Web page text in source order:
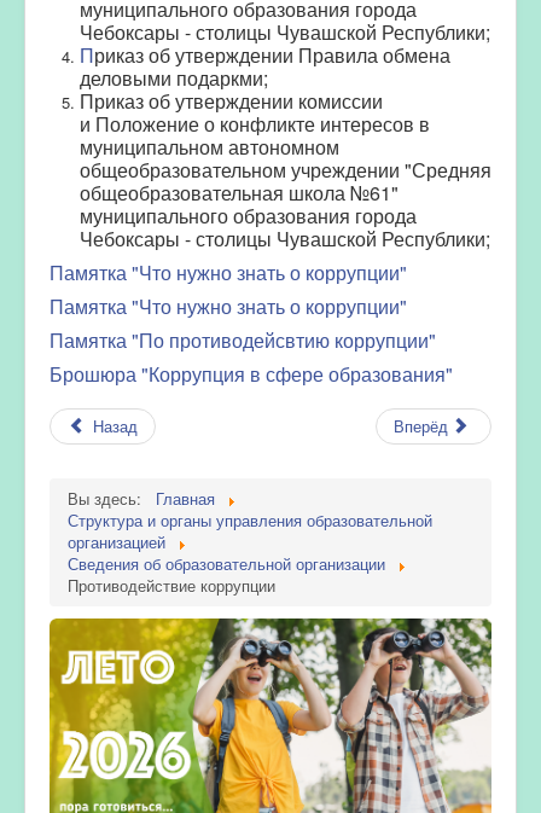
муниципального образования города
Чебоксары - столицы Чувашской Республики;
Приказ об утверждении Правила обмена
деловыми подаркми;
Приказ об утверждении комиссии
и Положение о конфликте интересов в
муниципальном автономном
общеобразовательном учреждении "Средняя
общеобразовательная школа №61"
муниципального образования города
Чебоксары - столицы Чувашской Республики;
Памятка "Что нужно знать о коррупции"
Памятка "Что нужно знать о коррупции"
Памятка "По противодейсвтию коррупции"
Брошюра "Коррупция в сфере образования"
Назад Вперёд
Вы здесь:
Главная
Структура и органы управления образовательной
организацией
Сведения об образовательной организации
Противодействие коррупции